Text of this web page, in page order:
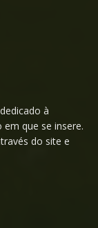
à
que se insere.
do site e